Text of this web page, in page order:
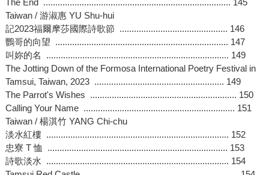
The End .............................................................................. 145
Taiwan / 游淑惠 YU Shu-hui
記2023福爾摩莎國際詩歌節 ............................................. 146
鸚哥的向望 ........................................................................ 147
叫妳的名 ............................................................................ 149
The Jotting Down of the Formosa International Poetry Festival in
Tamsui, Taiwan, 2023 ...................................................... 149
The Parrot's Wishes ............................................................. 150
Calling Your Name ............................................................... 151
Taiwan / 楊淇竹 YANG Chi-chu
淡水紅樓 ............................................................................ 152
忠寮 T 恤 ........................................................................... 153
詩歌淡水 ............................................................................ 154